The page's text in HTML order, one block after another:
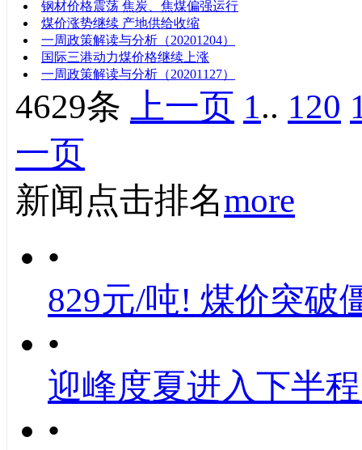
钢材价格震荡 焦炭、焦煤偏强运行
煤价涨势继续 产地供给收缩
一周政策解读与分析（20201204）
国际三港动力煤价格继续上涨
一周政策解读与分析（20201127）
4629条 上一页 1.. 120
一页
新闻点击排名more
•
829元/吨! 煤价突破
•
迎峰度夏进入下半
•